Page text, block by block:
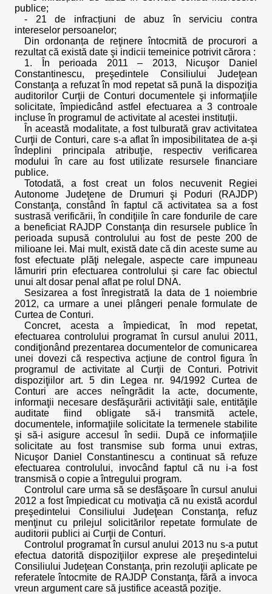
publice;
- 21 de infracțiuni de abuz în serviciu contra
intereselor persoanelor;
Din ordonanța de reţinere întocmită de procurori a
rezultat că există date şi indicii temeinice potrivit cărora :
1. În perioada 2011 – 2013, Nicuşor Daniel
Constantinescu, preşedintele Consiliului Judeţean
Constanţa a refuzat în mod repetat să pună la dispoziţia
auditorilor Curţii de Conturi documentele şi informaţiile
solicitate, împiedicând astfel efectuarea a 3 controale
incluse în programul de activitate al acestei instituții.
În această modalitate, a fost tulburată grav activitatea
Curţii de Conturi, care s-a aflat în imposibilitatea de a-şi
îndeplini principala atribuţie, respectiv verificarea
modului în care au fost utilizate resursele financiare
publice.
Totodată, a fost creat un folos necuvenit Regiei
Autonome Judeţene de Drumuri şi Poduri (RAJDP)
Constanţa, constând în faptul că activitatea sa a fost
sustrasă verificării, în condiţiile în care fondurile de care
a beneficiat RAJDP Constanţa din resursele publice în
perioada supusă controlului au fost de peste 200 de
milioane lei. Mai mult, există date că din aceste sume au
fost efectuate plăţi nelegale, aspecte care impuneau
lămuriri prin efectuarea controlului și care fac obiectul
unui alt dosar penal aflat pe rolul DNA.
Sesizarea a fost înregistrată la data de 1 noiembrie
2012, ca urmare a unei plângeri penale formulate de
Curtea de Conturi.
Concret, acesta a împiedicat, în mod repetat,
efectuarea controlului programat în cursul anului 2011,
condiţionând prezentarea documentelor de comunicarea
unei dovezi că respectiva acțiune de control figura în
programul de activitate al Curţii de Conturi. Potrivit
dispoziţiilor art. 5 din Legea nr. 94/1992 Curtea de
Conturi are acces neîngrădit la acte, documente,
informaţii necesare desfăşurării activităţii sale, entităţile
auditate fiind obligate să-i transmită actele,
documentele, informaţiile solicitate la termenele stabilite
şi să-i asigure accesul în sedii. După ce informaţiile
solicitate au fost transmise sub forma unui extras,
Nicuşor Daniel Constantinescu a continuat să refuze
efectuarea controlului, invocând faptul că nu i-a fost
transmisă o copie a întregului program.
Controlul care urma să se desfăşoare în cursul anului
2012 a fost împiedicat cu motivaţia că nu există acordul
preşedintelui Consiliului Judeţean Constanţa, refuz
menţinut cu prilejul solicitărilor repetate formulate de
auditorii publici ai Curţii de Conturi.
Controlul programat în cursul anului 2013 nu s-a putut
efectua datorită dispoziţiilor exprese ale preşedintelui
Consiliului Judeţean Constanţa, prin rezoluţii aplicate pe
referatele întocmite de RAJDP Constanţa, fără a invoca
vreun argument care să justifice această poziţie.